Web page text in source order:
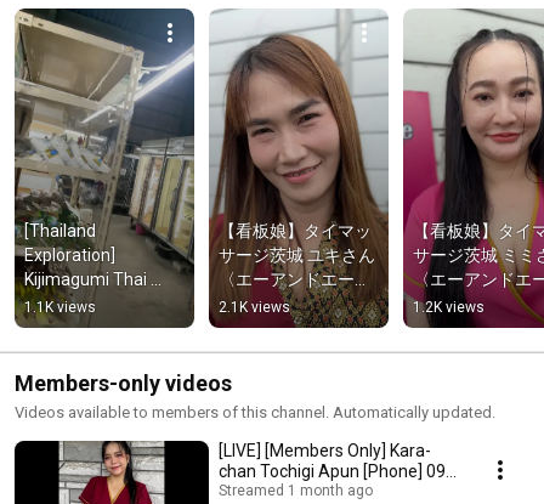
[Thailand
Exploration]
Kijimagumi Thai
Grocery Store in
Mobara, Chiba
1.1K views
【看板娘】タイマッ
サージ茨城 ユキさん
〈エーアンドエー坂
東市〉【住所】茨城
県坂東市内野山
1045-11【電話】
090-2984-9805
2.1K views
【看板娘】タイ
サージ茨城 ミミ
〈エーアンドエ
東市〉【住所】
県坂東市内野山
1045-11【電話】
1.2K views
Members-only videos
Videos available to members of this channel. Automatically updated.
[LIVE] [Members Only] Kara-
chan Tochigi Apun [Phone] 090-
1266-1625
Streamed 1 month ago